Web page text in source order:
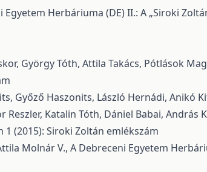
Egyetem Herbáriuma (DE) II.: A „Siroki
György Tóth, Attila Takács, Pótlások
Győző Haszonits, László Hernádi, Anikó
Katalin Tóth, Dániel Babai, András
1 (2015): Siroki Zoltán emlékszám
Molnár V., A Debreceni Egyetem